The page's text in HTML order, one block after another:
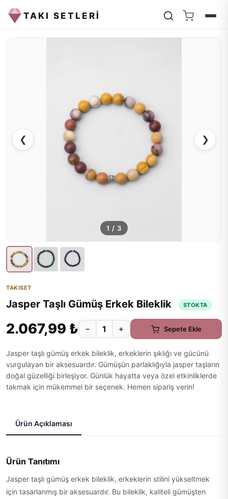
TAKI SETLERİ
❮ ❯
1 / 3
TAKISET
Jasper Taşlı Gümüş Erkek Bileklik STOKTA
2.067,99 ₺ − + Sepete Ekle
Jasper taşlı gümüş erkek bileklik, erkeklerin şıklığı ve gücünü
vurgulayan bir aksesuardır. Gümüşün parlaklığıyla jasper taşların
doğal güzelliği birleşiyor. Günlük hayatta veya özel etkinliklerde
takmak için mükemmel bir seçenek. Hemen sipariş verin!
Ürün Açıklaması
Ürün Tanıtımı
Jasper taşlı gümüş erkek bileklik, erkeklerin stilini yükseltmek
için tasarlanmış bir aksesuardır. Bu bileklik, kaliteli gümüşten